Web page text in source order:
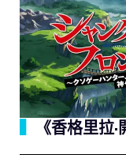
《香格里拉